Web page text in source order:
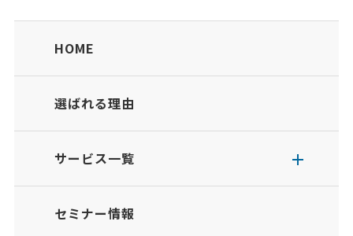
HOME
選ばれる理由
サービス一覧
セミナー情報